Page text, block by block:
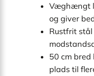
Væghængt
og giver
Rustfrit
50 cm
plads til